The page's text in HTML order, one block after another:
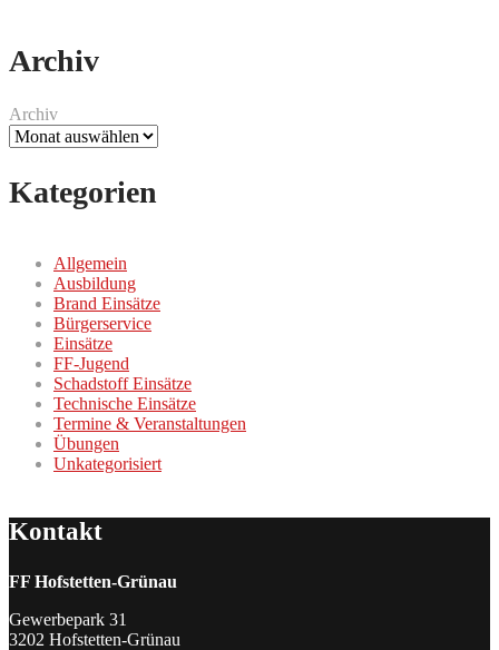
Archiv
Archiv
Kategorien
Allgemein
Ausbildung
Brand Einsätze
Bürgerservice
Einsätze
FF-Jugend
Schadstoff Einsätze
Technische Einsätze
Termine & Veranstaltungen
Übungen
Unkategorisiert
Kontakt
FF Hofstetten-Grünau
Gewerbepark 31
3202 Hofstetten-Grünau